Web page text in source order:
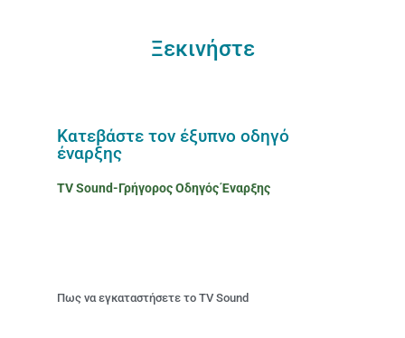
Ξεκινήστε
Κατεβάστε τον έξυπνο οδηγό
έναρξης
TV Sound-Γρήγορος Οδηγός Έναρξης
Πως να εγκαταστήσετε το TV Sound